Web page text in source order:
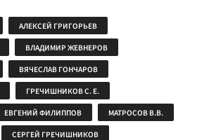
АЛЕКСЕЙ ГРИГОРЬЕВ
ВЛАДИМИР ЖЕВНЕРОВ
ВЯЧЕСЛАВ ГОНЧАРОВ
ГРЕЧИШНИКОВ С. Е.
ЕВГЕНИЙ ФИЛИППОВ МАТРОСОВ В.В.
СЕРГЕЙ ГРЕЧИШНИКОВ